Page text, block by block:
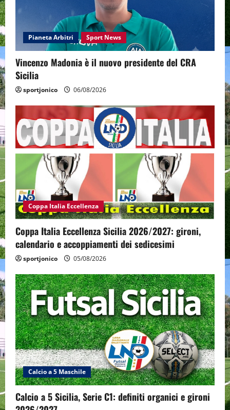
Pianeta Arbitri Sport News
Vincenzo Madonia è il nuovo presidente del CRA
Sicilia
sportjonico 06/08/2026
Coppa Italia Eccellenza
Coppa Italia Eccellenza Sicilia 2026/2027: gironi,
calendario e accoppiamenti dei sedicesimi
sportjonico 05/08/2026
Calcio a 5 Maschile
Calcio a 5 Sicilia, Serie C1: definiti organici e gironi